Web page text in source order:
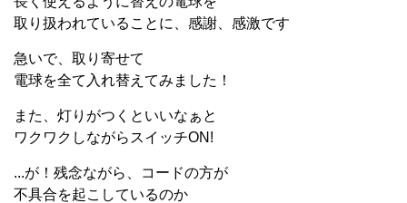
取り扱われていることに、感謝、感激です
急いで、取り寄せて
電球を全て入れ替えてみました！
また、灯りがつくといいなぁと
ワクワクしながらスイッチON!
...が！残念ながら、コードの方が
不具合を起こしているのか